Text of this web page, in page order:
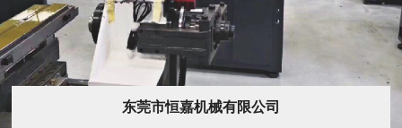
东莞市恒嘉机械有限公司